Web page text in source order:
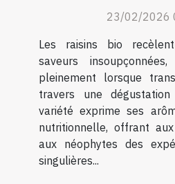
23/02/2026
Les raisins bio
saveurs
pleinement lorsque
travers une
variété exprime ses
nutritionnelle, offrant
aux néophytes des
singulières...